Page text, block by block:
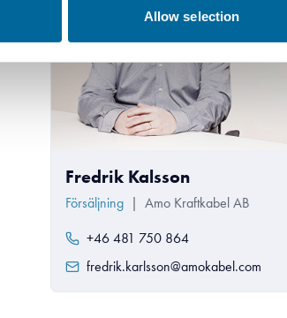
Allow selection
Fredrik Kalsson
Försäljning | Amo Kraftkabel AB
+46 481 750 864
fredrik.karlsson@amokabel.com